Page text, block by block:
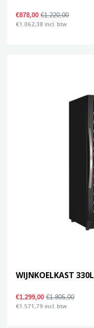
€878,00€1.220,00
€1.062,38 incl. btw
WIJNKOELKAST 330L
€1.299,00€1.805,00
€1.571,79 incl. btw